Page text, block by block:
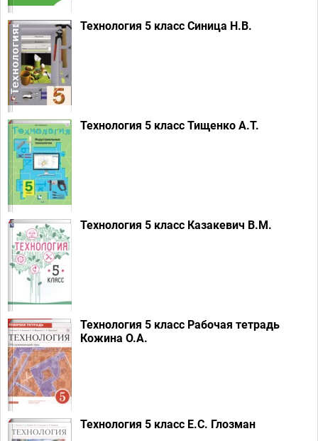
Технология 5 класс Синица Н.В.
Технология 5 класс Тищенко А.Т.
Технология 5 класс Казакевич В.М.
Технология 5 класс Рабочая тетрадь
Кожина О.А.
Технология 5 класс Е.С. Глозман